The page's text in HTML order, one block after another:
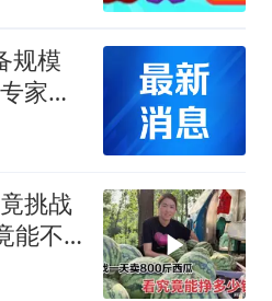
规模
家：
是大
挑战
能不